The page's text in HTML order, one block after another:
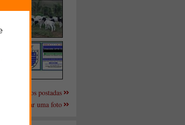
Mais fotos postadas
Enviar uma foto